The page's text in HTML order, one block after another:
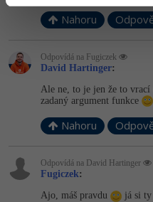
Nahoru
Odpovídá na Fugiczek
David Hartinger:
Ale ne, to je jen že to
zadaný argument funkce
Nahoru
Odpovídá na David Hartinger
Fugiczek:
Ajo, máš pravdu já si